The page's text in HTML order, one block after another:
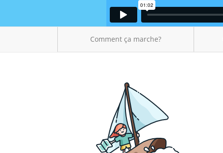
Comment ça marche?